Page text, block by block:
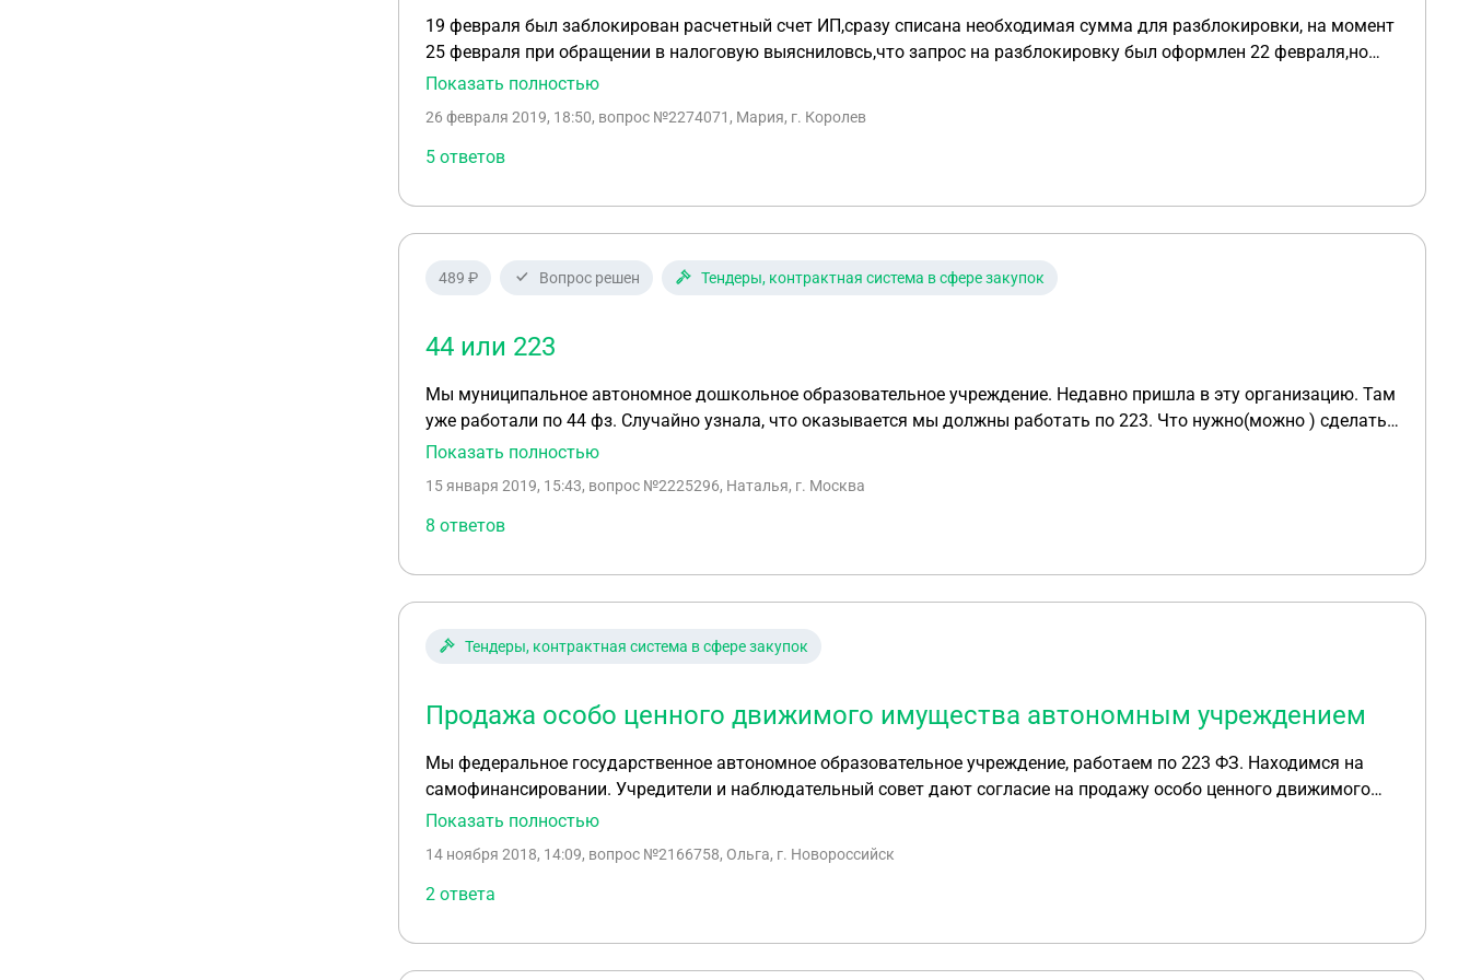
19 февраля был заблокирован расчетный счет ИП,сразу списана необходимая сумма для разблокировки, на момент
25 февраля при обращении в налоговую выясниловсь,что запрос на разблокировку был оформлен 22 февраля,но
так и висит на подписи в программе налоговой службы и сказали прийти 28 февраля,если так и не
назблокировку? Как можно ускорить процесс разблокировки?
Показать полностью
26 февраля 2019, 18:50, вопрос №2274071, Мария, г. Королев
5 ответов
489 ₽ Вопрос решен Тендеры, контрактная система в сфере закупок
44 или 223
Мы муниципальное автономное дошкольное образовательное учреждение. Недавно пришла в эту организацию. Там
уже работали по 44 фз. Случайно узнала, что оказывается мы должны работать по 223. Что нужно(можно ) сделать
при проверке. Действительно ли мы должны работать по 223 или у нас есть выбор?
Показать полностью
15 января 2019, 15:43, вопрос №2225296, Наталья, г. Москва
8 ответов
Тендеры, контрактная система в сфере закупок
Продажа особо ценного движимого имущества автономным учреждением
Мы федеральное государственное автономное образовательное учреждение, работаем по 223 ФЗ. Находимся на
самофинансировании. Учредители и наблюдательный совет дают согласие на продажу особо ценного движимого
имущества. Можем ли мы продавать это особо ценное движимое имущество без проведения торгов (аукцион)?
пользоваться? И какие штрафы предусмотрены?
Показать полностью
14 ноября 2018, 14:09, вопрос №2166758, Ольга, г. Новороссийск
2 ответа